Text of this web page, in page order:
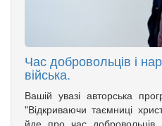
Час добровольців і
війська.
Вашій увазі авторська
"Відкриваючи таємниці